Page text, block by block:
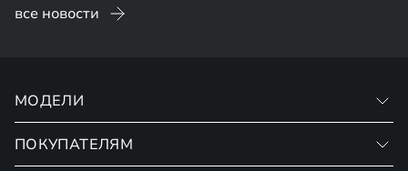
все новости
МОДЕЛИ
VX
ПОКУПАТЕЛЯМ